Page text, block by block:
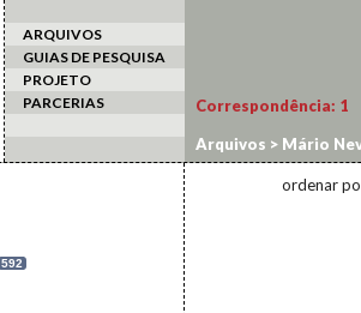
ARQUIVOS
GUIAS DE PESQUISA
PROJETO
PARCERIAS
592
Correspondência: 1
Arquivos > Mário
ordenar